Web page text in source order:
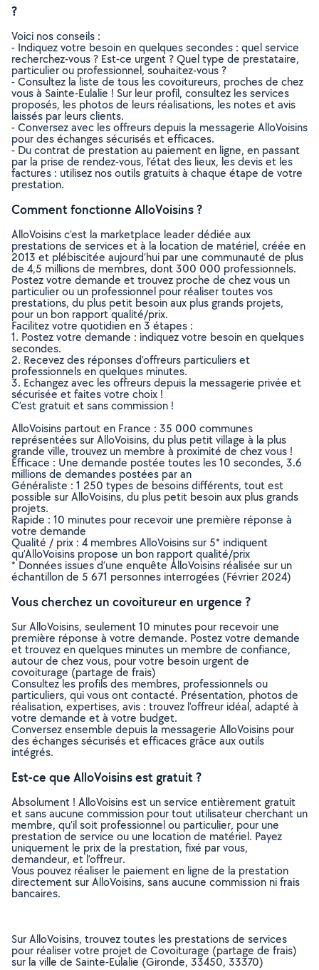
?
Voici nos conseils :
- Indiquez votre besoin en quelques secondes : quel service
recherchez-vous ? Est-ce urgent ? Quel type de prestataire,
particulier ou professionnel, souhaitez-vous ?
- Consultez la liste de tous les covoitureurs, proches de chez
vous à Sainte-Eulalie ! Sur leur profil, consultez les services
proposés, les photos de leurs réalisations, les notes et avis
laissés par leurs clients.
- Conversez avec les offreurs depuis la messagerie AlloVoisins
pour des échanges sécurisés et efficaces.
- Du contrat de prestation au paiement en ligne, en passant
par la prise de rendez-vous, l’état des lieux, les devis et les
factures : utilisez nos outils gratuits à chaque étape de votre
prestation.
Comment fonctionne AlloVoisins ?
AlloVoisins c’est la marketplace leader dédiée aux
prestations de services et à la location de matériel, créée en
2013 et plébiscitée aujourd’hui par une communauté de plus
de 4,5 millions de membres, dont 300 000 professionnels.
Postez votre demande et trouvez proche de chez vous un
particulier ou un professionnel pour réaliser toutes vos
prestations, du plus petit besoin aux plus grands projets,
pour un bon rapport qualité/prix.
Facilitez votre quotidien en 3 étapes :
1. Postez votre demande : indiquez votre besoin en quelques
secondes.
2. Recevez des réponses d’offreurs particuliers et
professionnels en quelques minutes.
3. Echangez avec les offreurs depuis la messagerie privée et
sécurisée et faites votre choix !
C’est gratuit et sans commission !
AlloVoisins partout en France : 35 000 communes
représentées sur AlloVoisins, du plus petit village à la plus
grande ville, trouvez un membre à proximité de chez vous !
Efficace : Une demande postée toutes les 10 secondes, 3.6
millions de demandes postées par an
Généraliste : 1 250 types de besoins différents, tout est
possible sur AlloVoisins, du plus petit besoin aux plus grands
projets.
Rapide : 10 minutes pour recevoir une première réponse à
votre demande
Qualité / prix : 4 membres AlloVoisins sur 5* indiquent
qu’AlloVoisins propose un bon rapport qualité/prix
* Données issues d’une enquête AlloVoisins réalisée sur un
échantillon de 5 671 personnes interrogées (Février 2024)
Vous cherchez un covoitureur en urgence ?
Sur AlloVoisins, seulement 10 minutes pour recevoir une
première réponse à votre demande. Postez votre demande
et trouvez en quelques minutes un membre de confiance,
autour de chez vous, pour votre besoin urgent de
covoiturage (partage de frais)
Consultez les profils des membres, professionnels ou
particuliers, qui vous ont contacté. Présentation, photos de
réalisation, expertises, avis : trouvez l'offreur idéal, adapté à
votre demande et à votre budget.
Conversez ensemble depuis la messagerie AlloVoisins pour
des échanges sécurisés et efficaces grâce aux outils
intégrés.
Est-ce que AlloVoisins est gratuit ?
Absolument ! AlloVoisins est un service entièrement gratuit
et sans aucune commission pour tout utilisateur cherchant un
membre, qu’il soit professionnel ou particulier, pour une
prestation de service ou une location de matériel. Payez
uniquement le prix de la prestation, fixé par vous,
demandeur, et l’offreur.
Vous pouvez réaliser le paiement en ligne de la prestation
directement sur AlloVoisins, sans aucune commission ni frais
bancaires.
Sur AlloVoisins, trouvez toutes les prestations de services
pour réaliser votre projet de Covoiturage (partage de frais)
sur la ville de Sainte-Eulalie (Gironde, 33450, 33370)